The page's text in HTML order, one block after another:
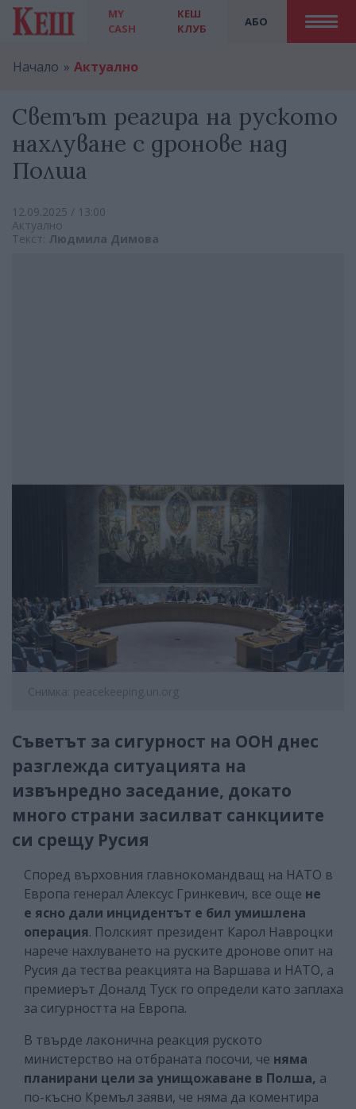
MY
CASH
АБО
КЕШ
КЛУБ
Начало Актуално
Светът реагира на руското
нахлуване с дронове над
Полша
12.09.2025 / 13:00
Актуално
Текст: Людмила Димова
Снимка: peacekeeping.un.org
Съветът за сигурност на ООН днес
разглежда ситуацията на
извънредно заседание, докато
много страни засилват санкциите
си срещу Русия
Според върховния главнокомандващ на НАТО в
Европа генерал Алексус Гринкевич, все още не
е ясно дали инцидентът е бил умишлена
операция. Полският президент Карол Навроцки
нарече нахлуването на руските дронове опит на
Русия да тества реакцията на Варшава и НАТО, а
премиерът Доналд Туск го определи като заплаха
за сигурността на Европа.
В твърде лаконична реакция руското
министерство на отбраната посочи, че няма
планирани цели за унищожаване в Полша, а
по-късно Кремъл заяви, че няма да коментира